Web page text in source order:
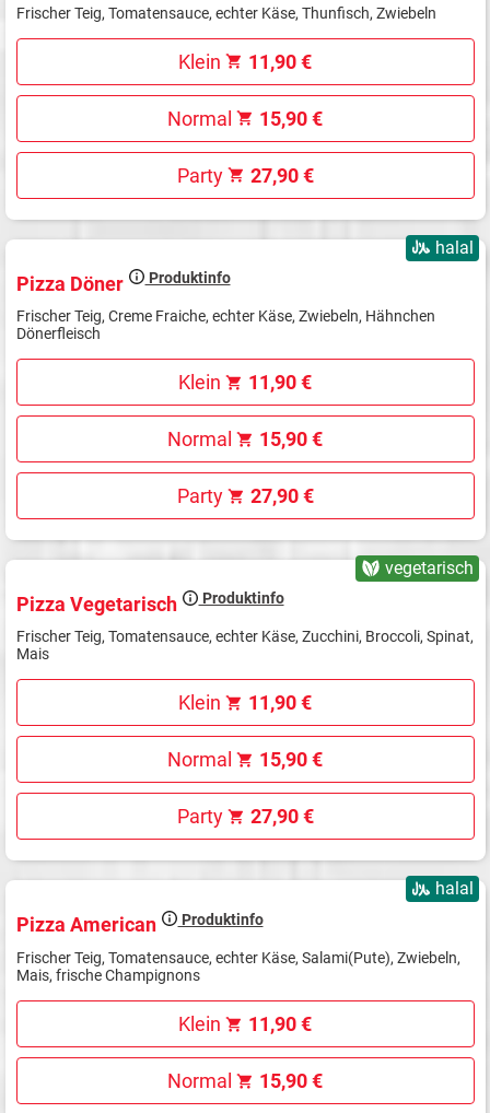
Frischer Teig, Tomatensauce, echter Käse, Thunfisch, Zwiebeln
Klein 11,90 €
Normal 15,90 €
Party 27,90 €
halal
Pizza Döner Produktinfo
Frischer Teig, Creme Fraiche, echter Käse, Zwiebeln, Hähnchen
Dönerfleisch
Klein 11,90 €
Normal 15,90 €
Party 27,90 €
vegetarisch
Pizza Vegetarisch Produktinfo
Frischer Teig, Tomatensauce, echter Käse, Zucchini, Broccoli, Spinat,
Mais
Klein 11,90 €
Normal 15,90 €
Party 27,90 €
halal
Pizza American Produktinfo
Frischer Teig, Tomatensauce, echter Käse, Salami(Pute), Zwiebeln,
Mais, frische Champignons
Klein 11,90 €
Normal 15,90 €